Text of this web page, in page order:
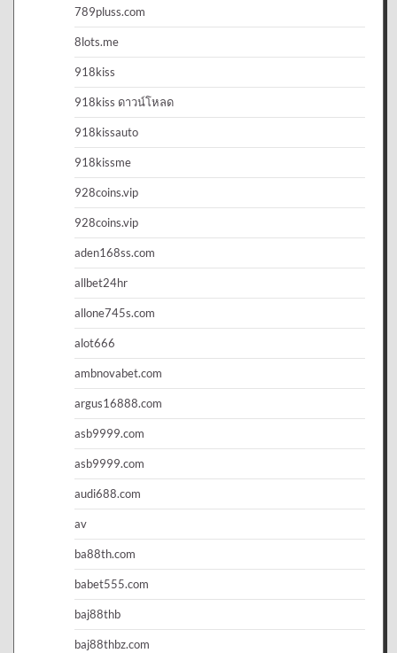
789pluss.com
8lots.me
918kiss
918kiss ดาวน์โหลด
918kissauto
918kissme
928coins.vip
928coins.vip
aden168ss.com
allbet24hr
allone745s.com
alot666
ambnovabet.com
argus16888.com
asb9999.com
asb9999.com
audi688.com
av
ba88th.com
babet555.com
baj88thb
baj88thbz.com